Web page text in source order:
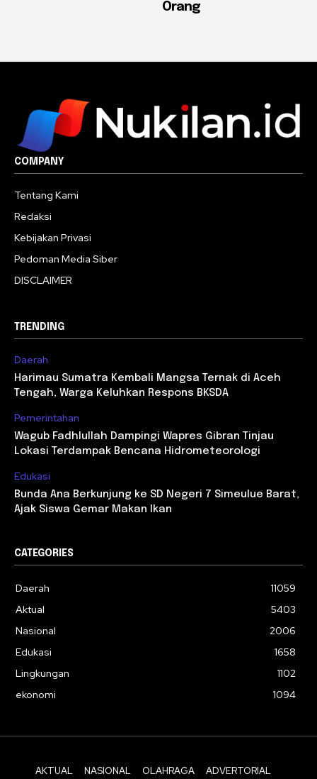
Orang
COMPANY
Tentang Kami
Redaksi
Kebijakan Privasi
Pedoman Media Siber
DISCLAIMER
TRENDING
Daerah
Harimau Sumatra Kembali Mangsa Ternak di Aceh
Tengah, Warga Keluhkan Respons BKSDA
Pemerintahan
Wagub Fadhlullah Dampingi Wapres Gibran Tinjau
Lokasi Terdampak Bencana Hidrometeorologi
Edukasi
Bunda Ana Berkunjung ke SD Negeri 7 Simeulue Barat,
Ajak Siswa Gemar Makan Ikan
CATEGORIES
Daerah
11059
Aktual
5403
Nasional
2006
Edukasi
1658
Lingkungan
1102
ekonomi
1094
AKTUAL NASIONAL OLAHRAGA ADVERTORIAL